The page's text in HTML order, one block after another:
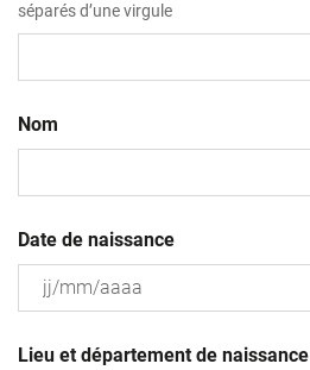
séparés d’une virgule
Nom
Date de naissance
slash
Lieu et département de naissance